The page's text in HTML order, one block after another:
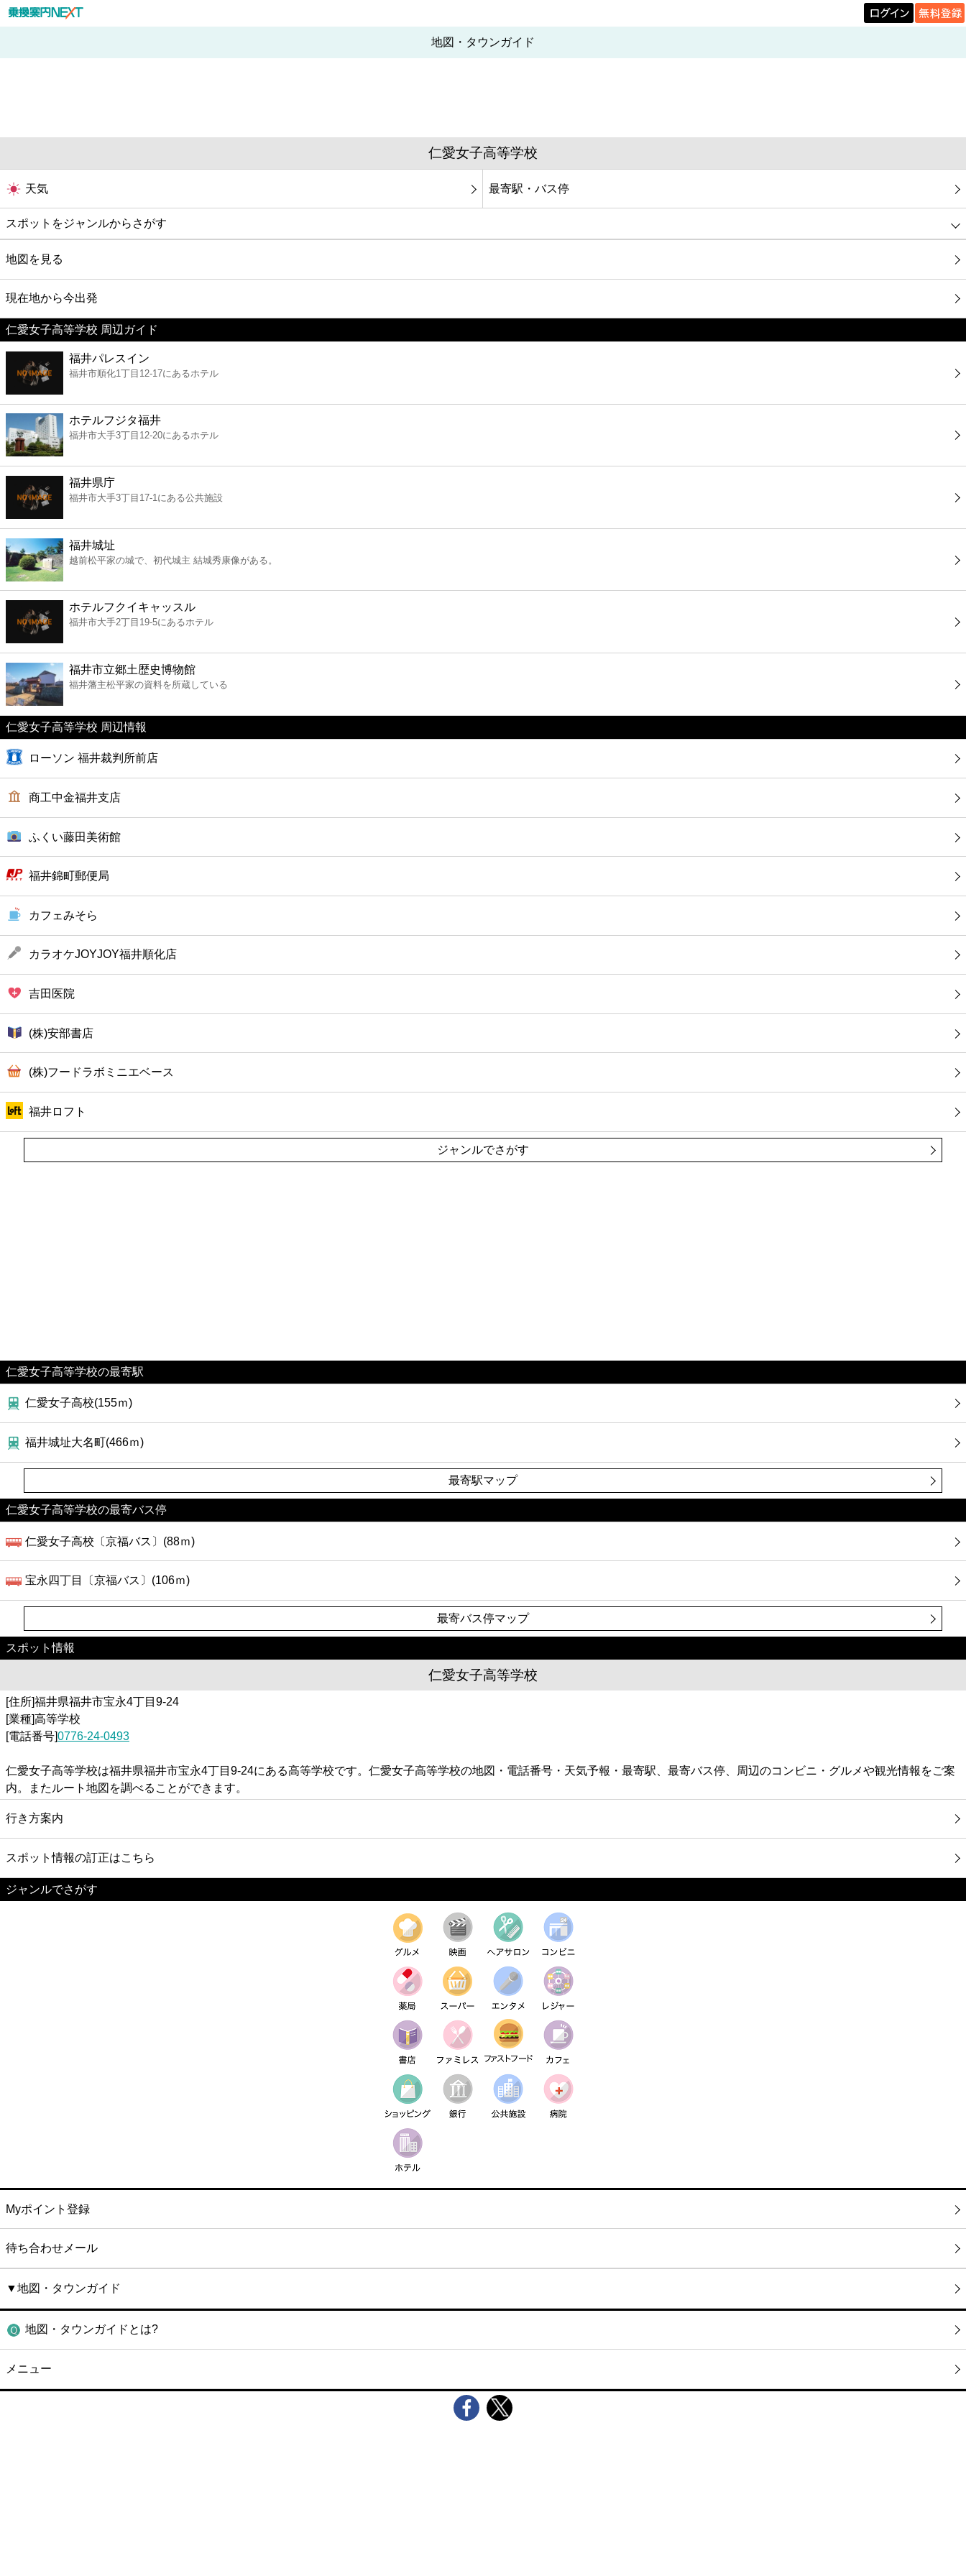
地図・タウンガイド
仁愛女子高等学校
天気 最寄駅・バス停
スポットをジャンルからさがす
グルメ
映画
美容
コンビニ
薬局
スーパー
エンタメ
レジャー
書店
ファミレス
ファーストフード
カフェ
ショッピング
銀行
ホテル
地図を見る
現在地から今出発
仁愛女子高等学校 周辺ガイド
福井パレスイン
福井市順化1丁目12-17にあるホテル
ホテルフジタ福井
福井市大手3丁目12-20にあるホテル
福井県庁
福井市大手3丁目17-1にある公共施設
福井城址
越前松平家の城で、初代城主 結城秀康像がある。
ホテルフクイキャッスル
福井市大手2丁目19-5にあるホテル
福井市立郷土歴史博物館
福井藩主松平家の資料を所蔵している
仁愛女子高等学校 周辺情報
ローソン 福井裁判所前店
商工中金福井支店
ふくい藤田美術館
福井錦町郵便局
カフェみそら
カラオケJOYJOY福井順化店
吉田医院
(株)安部書店
(株)フードラボミニエベース
福井ロフト
ジャンルでさがす
仁愛女子高等学校の最寄駅
仁愛女子高校(155ｍ)
福井城址大名町(466ｍ)
最寄駅マップ
仁愛女子高等学校の最寄バス停
仁愛女子高校〔京福バス〕(88ｍ)
宝永四丁目〔京福バス〕(106ｍ)
最寄バス停マップ
スポット情報
仁愛女子高等学校
[住所]福井県福井市宝永4丁目9-24
[業種]高等学校
[電話番号]0776-24-0493
仁愛女子高等学校は福井県福井市宝永4丁目9-24にある高等学校です。仁愛女子高等学校の地図・電話番号・天気予報・最寄駅、最寄バス停、周辺のコンビニ・グルメや観光情報をご案
内。またルート地図を調べることができます。
行き方案内
スポット情報の訂正はこちら
ジャンルでさがす
Myポイント登録
待ち合わせメール
▼地図・タウンガイド
地図・タウンガイドとは?
メニュー